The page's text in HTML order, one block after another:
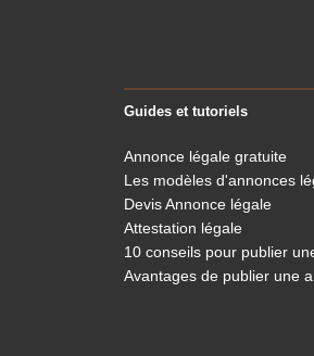
On a attendu d'être sûrs que le contenu de ce
avant de vous déranger, mais on aimerait bien
C'est OK pour vous ?
Pour modifier vos préférences par la suite,
'Préférences de cookies' situé dans le pied de
Guides et tutoriels
Annonce légale gratuite
Les modèles d'annonces
Devis Annonce légale
Attestation légale
10 conseils pour publier
Avantages de publier une